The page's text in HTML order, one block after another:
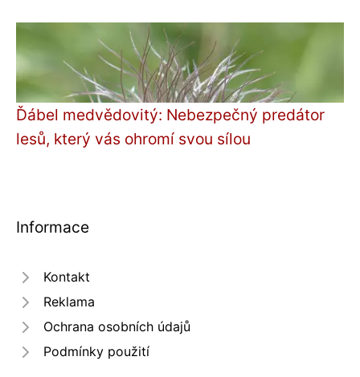
Ďábel medvědovitý: Nebezpečný predátor
lesů, který vás ohromí svou sílou
Informace
Kontakt
Reklama
Ochrana osobních údajů
Podmínky použití